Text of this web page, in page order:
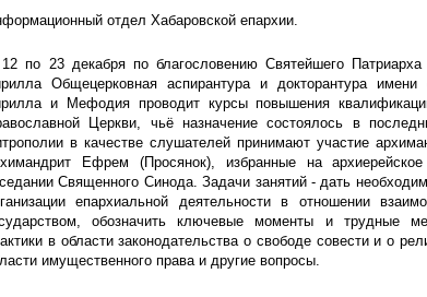
отдел Хабаровской епархии.
по 23 декабря по благословению Святейшего
Общецерковная аспирантура и докторантура имени
и Мефодия проводит курсы повышения
Церкви, чьё назначение состоялось в
в качестве слушателей принимают участие
Ефрем (Просянок), избранные на
Священного Синода. Задачи занятий - дать
епархиальной деятельности в отношении
обозначить ключевые моменты и трудные
в области законодательства о свободе совести и о
имущественного права и другие вопросы.